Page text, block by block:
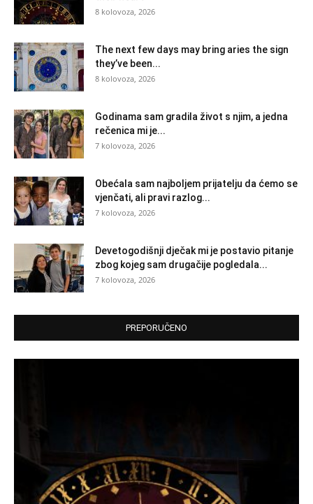
8 kolovoza, 2026
The next few days may bring aries the sign
they’ve been...
8 kolovoza, 2026
Godinama sam gradila život s njim, a jedna
rečenica mi je...
7 kolovoza, 2026
Obećala sam najboljem prijatelju da ćemo se
vjenčati, ali pravi razlog...
7 kolovoza, 2026
Devetogodišnji dječak mi je postavio pitanje
zbog kojeg sam drugačije pogledala...
7 kolovoza, 2026
PREPORUČENO